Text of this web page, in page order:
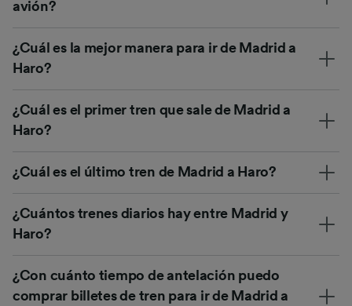
avión?
¿Cuál es la mejor manera para ir de Madrid a
Haro?
¿Cuál es el primer tren que sale de Madrid a
Haro?
¿Cuál es el último tren de Madrid a Haro?
¿Cuántos trenes diarios hay entre Madrid y
Haro?
¿Con cuánto tiempo de antelación puedo
comprar billetes de tren para ir de Madrid a